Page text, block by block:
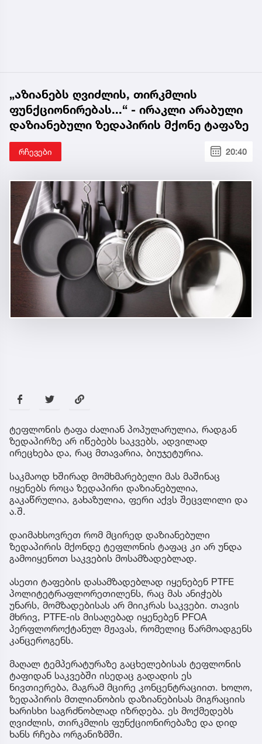
„აზიანებს ღვიძლის, თირკმლის
ფუნქციონირებას...“ - ირაკლი არაბული
დაზიანებული ზედაპირის მქონე ტაფაზე
რჩევები 20:40
ტეფლონის ტაფა ძალიან პოპულარულია, რადგან
ზედაპირზე არ იწებებს საკვებს, ადვილად
ირეცხება და, რაც მთავარია, ბიუჯეტურია.
საკმაოდ ხშირად მომხმარებელი მას მაშინაც
იყენებს როცა ზედაპირი დაზიანებულია,
გაკაწრულია, გახაზულია, ფერი აქვს შეცვლილი და
ა.შ.
დაიმახსოვრეთ რომ მცირედ დაზიანებული
ზედაპირის მქონდე ტეფლონის ტაფაც კი არ უნდა
გამოიყენოთ საკვების მოსამზადებლად.
ასეთი ტაფების დასამზადებლად იყენებენ PTFE
პოლიტეტრაფლორეთილენს, რაც მას ანიჭებს
უნარს, მომზადებისას არ მიიკრას საკვები. თავის
მხრივ, PTFE-ის მისაღებად იყენებენ PFOA
პერფლოროქტანულ მჟავას, რომელიც წარმოადგენს
კანცეროგენს.
მაღალ ტემპერატურაზე გაცხელებისას ტეფლონის
ტაფიდან საკვებში ისედაც გადადის ეს
ნივთიერება, მაგრამ მცირე კონცენტრაციით. ხოლო,
ზედაპირის მთლიანობის დაზიანებისას მიგრაციის
ხარისხი საგრძნობლად იზრდება. ეს მოქმედებს
ღვიძლის, თირკმლის ფუნქციონირებაზე და დიდ
ხანს რჩება ორგანიზმში.